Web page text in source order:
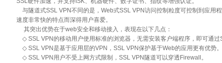
与隧道式SSL VPN不同的是，Web式SSL VPN访问控制粒度可控制到应用
速度非常快的特点而深得用户喜爱。
其突出优势在于web安全和移动接入，表现在以下几点：
◇ SSL VPN的移动用户使用标准的浏览器，无需安装客户端程序，即可通过
◇ SSL VPN是基于应用层的VPN，SSL VPN保护基于Web的应用更有优势。
◇ SSL VPN用户不受上网方式限制，SSL VPN隧道可以穿透Firewall。